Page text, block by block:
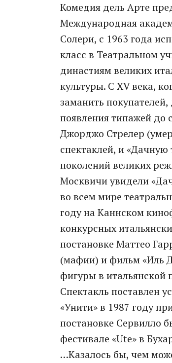
Комедия дель Арте
Международная
Солери, с 1963 года
класс в Театральном
династиям великих
культуры. С XV века,
заманить
появления типажей до
Джорджо Стрелер (умер
спектаклей, и «Дачную
поколений великих
Москвичи увидели
во всем мире
году на Каннском
конкурсных
постановке Маттео
(мафии) и фильм «Иль
фигуры в итальянской
Спектакль поставлен
«Унити» в 1987 году
постановке Сервилло
фестивале «Ute» в
…Казалось бы, чем